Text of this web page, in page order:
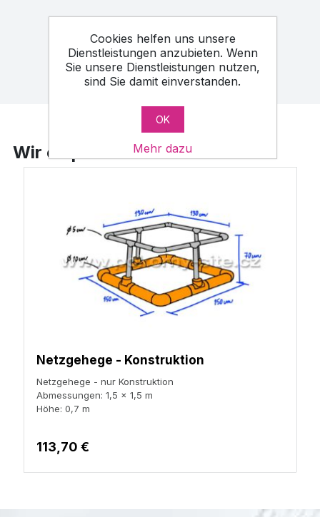
Cookies helfen uns unsere
Dienstleistungen anzubieten. Wenn
Sie unsere Dienstleistungen nutzen,
sind Sie damit einverstanden.
OK
Mehr dazu
Wir empfehlen
Netzgehege - Konstruktion
Netzgehege - nur Konstruktion
Abmessungen: 1,5 x 1,5 m
Höhe: 0,7 m
113,70 €